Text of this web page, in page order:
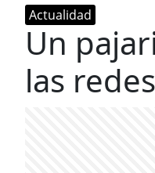
Actualidad
Un
las redes